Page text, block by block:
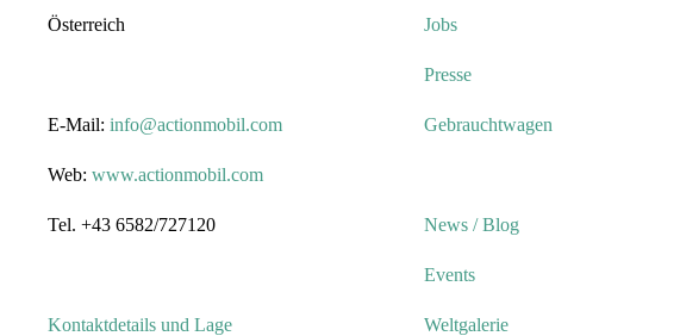
Österreich
E-Mail: info@actionmobil.com
Web: www.actionmobil.com
Tel. +43 6582/727120
Kontaktdetails und Lage
Jobs
Presse
Gebrauchtwagen
News / Blog
Events
Weltgalerie